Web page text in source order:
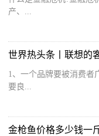
产、...
世界热头条丨联想的
1、一个品牌要被消费者
要良...
金枪鱼价格多少钱一